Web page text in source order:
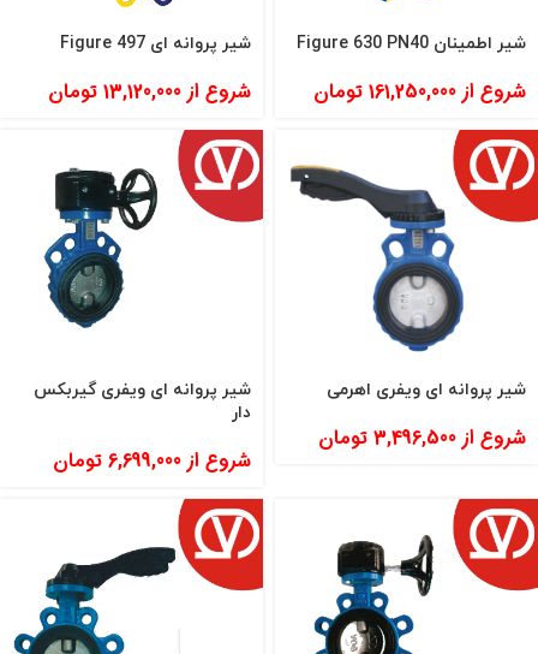
شیر اطمینان Figure 630 PN40
شروع از161,250,000 تومان
شیر پروانه ای Figure 497
شروع از13,120,000 تومان
شیر پروانه ای ویفری اهرمی
شروع از 3,496,500 تومان
شیر پروانه ای ویفری گیربکس
دار
شروع از 6,699,000 تومان